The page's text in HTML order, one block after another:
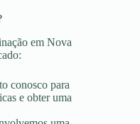
em Nova
conosco para
e obter uma